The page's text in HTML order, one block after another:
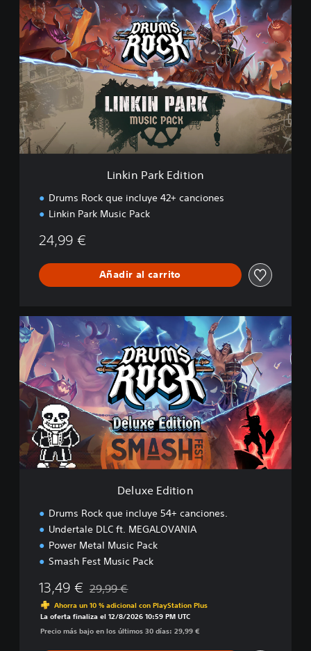
L
i
n
k
i
n
P
a
r
k
E
d
Linkin Park Edition
Drums Rock que incluye 42+ canciones
Linkin Park Music Pack
24,99 €
Añadir al carrito
D
e
u
x
e
E
t
i
o
Deluxe Edition
Drums Rock que incluye 54+ canciones.
Undertale DLC ft. MEGALOVANIA
Power Metal Music Pack
Smash Fest Music Pack
13,49 € Rebajado del precio original de 29,99 €
29,99 €
Ahorra un 10 % adicional con PlayStation Plus
La oferta finaliza el 12/8/2026 10:59 PM UTC
Precio más bajo en los últimos 30 días: 29,99 €